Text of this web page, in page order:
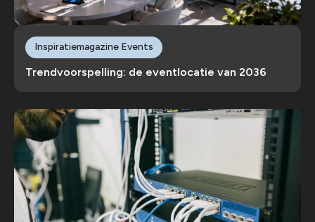
Trendvoorspelling: de eventlocatie van 2036
Inspiratiemagazine Events